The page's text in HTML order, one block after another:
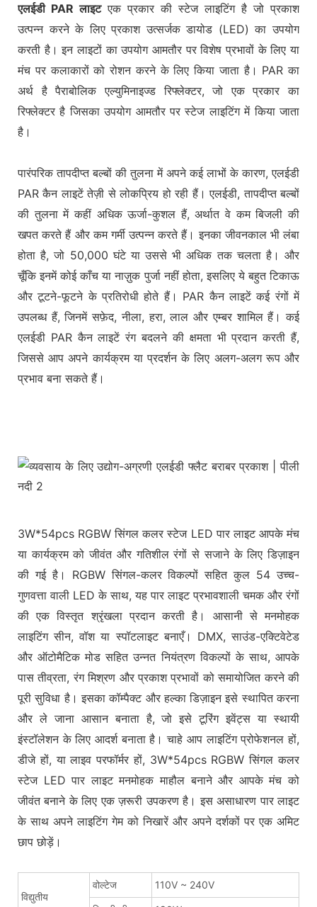
एलईडी PAR लाइटएक प्रकार की स्टेज लाइटिंग है जो प्रकाश
उत्पन्न करने के लिए प्रकाश उत्सर्जक डायोड (LED) का उपयोग
करती है। इन लाइटों का उपयोग आमतौर पर विशेष प्रभावों के लिए या
मंच पर कलाकारों को रोशन करने के लिए किया जाता है। PAR का
अर्थ है पैराबोलिक एल्युमिनाइज्ड रिफ्लेक्टर, जो एक प्रकार का
रिफ्लेक्टर है जिसका उपयोग आमतौर पर स्टेज लाइटिंग में किया जाता
है।
पारंपरिक तापदीप्त बल्बों की तुलना में अपने कई लाभों के कारण, एलईडी
PAR कैन लाइटें तेज़ी से लोकप्रिय हो रही हैं। एलईडी, तापदीप्त बल्बों
की तुलना में कहीं अधिक ऊर्जा-कुशल हैं, अर्थात वे कम बिजली की
खपत करते हैं और कम गर्मी उत्पन्न करते हैं। इनका जीवनकाल भी लंबा
होता है, जो 50,000 घंटे या उससे भी अधिक तक चलता है। और
चूँकि इनमें कोई काँच या नाज़ुक पुर्जा नहीं होता, इसलिए ये बहुत टिकाऊ
और टूटने-फूटने के प्रतिरोधी होते हैं। PAR कैन लाइटें कई रंगों में
उपलब्ध हैं, जिनमें सफ़ेद, नीला, हरा, लाल और एम्बर शामिल हैं। कई
एलईडी PAR कैन लाइटें रंग बदलने की क्षमता भी प्रदान करती हैं,
जिससे आप अपने कार्यक्रम या प्रदर्शन के लिए अलग-अलग रूप और
प्रभाव बना सकते हैं।
3W*54pcs RGBW सिंगल कलर स्टेज LED पार लाइट आपके मंच
या कार्यक्रम को जीवंत और गतिशील रंगों से सजाने के लिए डिज़ाइन
की गई है। RGBW सिंगल-कलर विकल्पों सहित कुल 54 उच्च-
गुणवत्ता वाली LED के साथ, यह पार लाइट प्रभावशाली चमक और रंगों
की एक विस्तृत श्रृंखला प्रदान करती है। आसानी से मनमोहक
लाइटिंग सीन, वॉश या स्पॉटलाइट बनाएँ। DMX, साउंड-एक्टिवेटेड
और ऑटोमैटिक मोड सहित उन्नत नियंत्रण विकल्पों के साथ, आपके
पास तीव्रता, रंग मिश्रण और प्रकाश प्रभावों को समायोजित करने की
पूरी सुविधा है। इसका कॉम्पैक्ट और हल्का डिज़ाइन इसे स्थापित करना
और ले जाना आसान बनाता है, जो इसे टूरिंग इवेंट्स या स्थायी
इंस्टॉलेशन के लिए आदर्श बनाता है। चाहे आप लाइटिंग प्रोफेशनल हों,
डीजे हों, या लाइव परफॉर्मर हों, 3W*54pcs RGBW सिंगल कलर
स्टेज LED पार लाइट मनमोहक माहौल बनाने और आपके मंच को
जीवंत बनाने के लिए एक ज़रूरी उपकरण है। इस असाधारण पार लाइट
के साथ अपने लाइटिंग गेम को निखारें और अपने दर्शकों पर एक अमिट
छाप छोड़ें।
विद्युतीय
वोल्टेज 110V ~ 240V